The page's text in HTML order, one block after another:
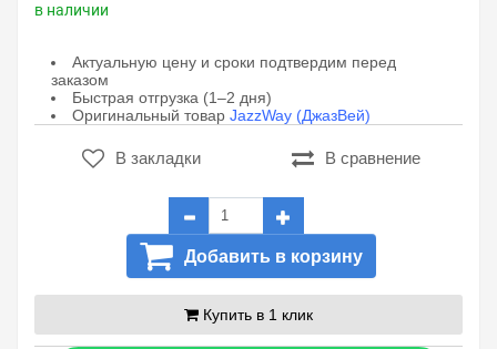
в наличии
Актуальную цену и сроки подтвердим перед
заказом
Быстрая отгрузка (1–2 дня)
Оригинальный товар JazzWay (ДжазВей)
В закладки В сравнение
Добавить в корзину
Купить в 1 клик